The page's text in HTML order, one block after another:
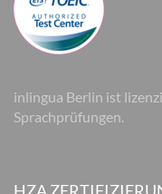
inlingua Berlin ist
Sprachprüfungen.
HZA